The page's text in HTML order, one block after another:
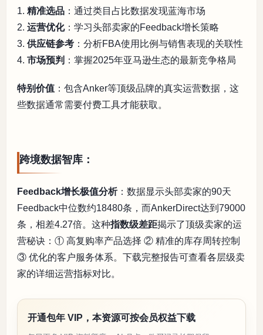
1. 精准选品 ：通过类目占比数据发现蓝海市场
2. 运营优化：学习头部卖家的Feedback增长策略
3. 供应链参考 ：分析FBA使用比例与销售表现的关联性
4. 市场预判 ：掌握2025年亚马逊生态的最新竞争格局
特别价值 ：包含Anker等顶级品牌的真实运营数据，这
些数据通常需要付费工具才能获取。
跨境数据智库：
Feedback增长极值分析：数据显示头部卖家的90天
Feedback中位数约18480条，而AnkerDirect达到79000
条，相差4.27倍。这种指数级差距揭示了顶级卖家的运
营秘诀：① 高复购率产品选择 ② 精准的库存周转控制
③ 优化的客户服务体系。下载完整报告可查看各层级卖
家的详细运营指标对比。
开通包年 VIP，本资源可按会员权益下载